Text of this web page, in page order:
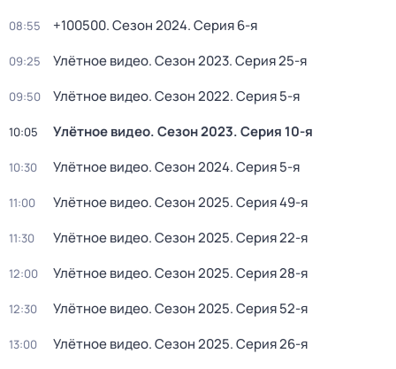
08:55 +100500. Сезон 2024. Серия 6-я
09:25 Улётное видео. Сезон 2023. Серия 25-я
09:50 Улётное видео. Сезон 2022. Серия 5-я
10:05 Улётное видео. Сезон 2023. Серия 10-я
10:30 Улётное видео. Сезон 2024. Серия 5-я
11:00 Улётное видео. Сезон 2025. Серия 49-я
11:30 Улётное видео. Сезон 2025. Серия 22-я
12:00 Улётное видео. Сезон 2025. Серия 28-я
12:30 Улётное видео. Сезон 2025. Серия 52-я
13:00 Улётное видео. Сезон 2025. Серия 26-я